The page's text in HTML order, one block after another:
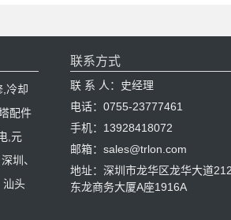
,冷却
配件
,元
圳、
汕头
联系方式
联 系 人：史经理
电话：0755-23777461
手机：13928418072
邮箱：sales@trlon.com
地址：深圳市龙华区龙华大道
东龙商务大厦A座1916A